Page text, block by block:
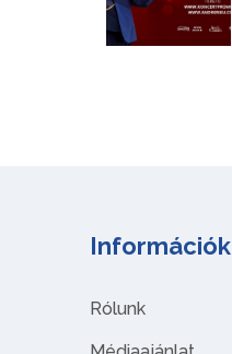
Információk
Rólunk